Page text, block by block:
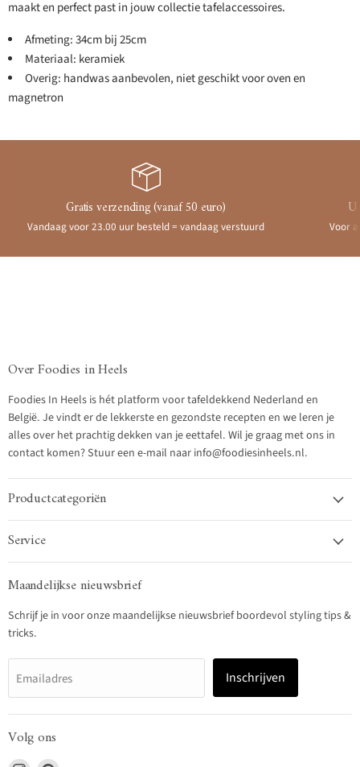
maakt en perfect past in jouw collectie tafelaccessoires.
Afmeting: 34cm bij 25cm
Materiaal: keramiek
Overig: handwas aanbevolen, niet geschikt voor oven en
magnetron
Gratis verzending (vanaf 50 euro)
Vandaag voor 23.00 uur besteld = vandaag verstuurd Voor
Over Foodies in Heels
Foodies In Heels is hét platform voor tafeldekkend Nederland en
België. Je vindt er de lekkerste en gezondste recepten en we leren je
alles over het prachtig dekken van je eettafel. Wil je graag met ons in
contact komen? Stuur een e-mail naar info@foodiesinheels.nl.
Productcategoriën
Service
Maandelijkse nieuwsbrief
Schrijf je in voor onze maandelijkse nieuwsbrief boordevol styling tips &
tricks.
Emailadres Inschrijven
Volg ons